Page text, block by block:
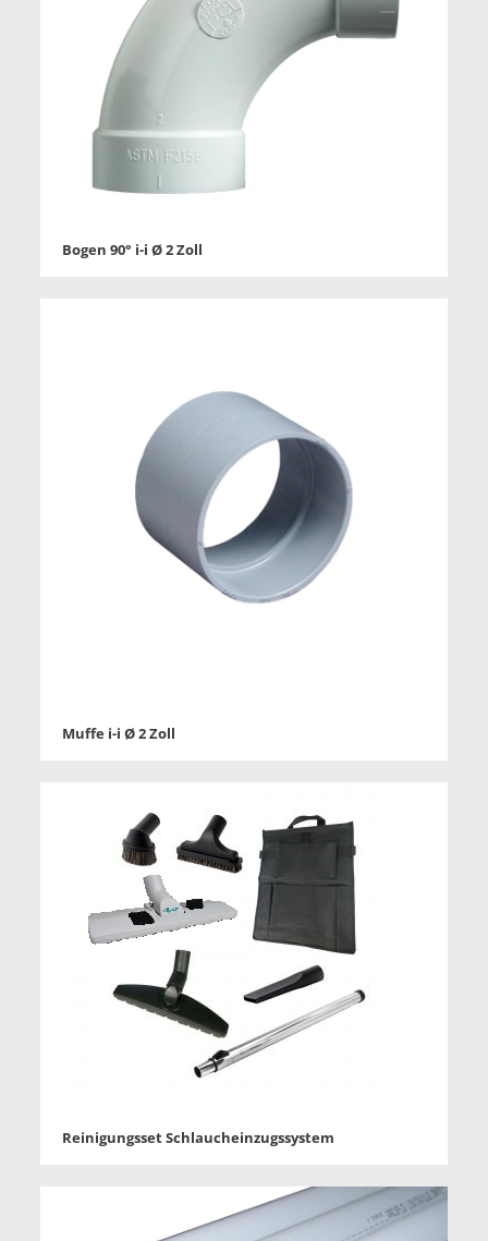
Bogen 90° i-i Ø 2 Zoll
Muffe i-i Ø 2 Zoll
Reinigungsset Schlaucheinzugssystem